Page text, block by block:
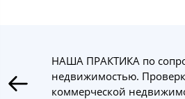
НАША ПРАКТИКА по
недвижимостью.
коммерческой